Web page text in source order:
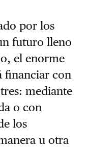
por los
futuro lleno
el enorme
financiar con
mediante
o con
los
u otra